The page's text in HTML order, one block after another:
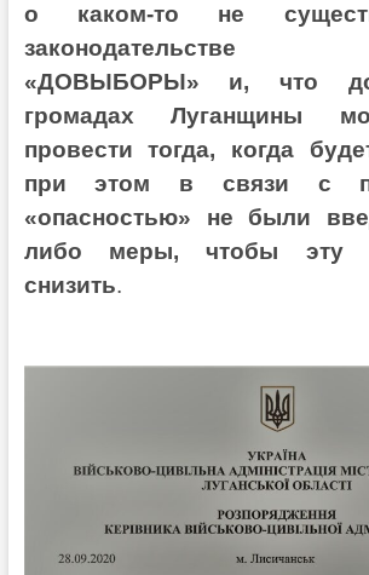
о каком-то не
законодательстве
«ДОВЫБОРЫ» и, что
громадах Луганщины
провести тогда, когда
при этом в связи с
«опасностью» не были
либо меры, чтобы эту
снизить.